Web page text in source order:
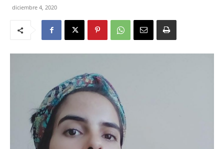
diciembre 4, 2020